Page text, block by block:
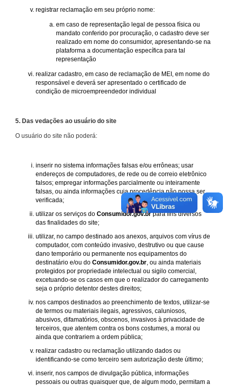
registrar reclamação em seu próprio nome:
em caso de representação legal de pessoa física ou
mandato conferido por procuração, o cadastro deve ser
realizado em nome do consumidor, apresentando-se na
plataforma a documentação específica para tal
representação
realizar cadastro, em caso de reclamação de MEI, em nome do
responsável e deverá ser apresentado o certificado de
condição de microempreendedor individual
5. Das vedações ao usuário do site
O usuário do site não poderá:
inserir no sistema informações falsas e/ou errôneas; usar
endereços de computadores, de rede ou de correio eletrônico
falsos; empregar informações parcialmente ou inteiramente
falsas, ou ainda informações cuja procedência não possa ser
verificada;
utilizar os serviços do Consumidor.gov.brpara fins diversos
das finalidades do site;
utilizar, no campo destinado aos anexos, arquivos com vírus de
computador, com conteúdo invasivo, destrutivo ou que cause
dano temporário ou permanente nos equipamentos do
destinatário e/ou do Consumidor.gov.br , ou ainda materiais
protegidos por propriedade intelectual ou sigilo comercial,
excetuando-se os casos em que o realizador do carregamento
seja o próprio detentor destes direitos;
nos campos destinados ao preenchimento de textos, utilizar-se
de termos ou materiais ilegais, agressivos, caluniosos,
abusivos, difamatórios, obscenos, invasivos à privacidade de
terceiros, que atentem contra os bons costumes, a moral ou
ainda que contrariem a ordem pública;
realizar cadastro ou reclamação utilizando dados ou
identificando-se como terceiro sem autorização deste último;
inserir, nos campos de divulgação pública, informações
pessoais ou outras quaisquer que, de algum modo, permitam a